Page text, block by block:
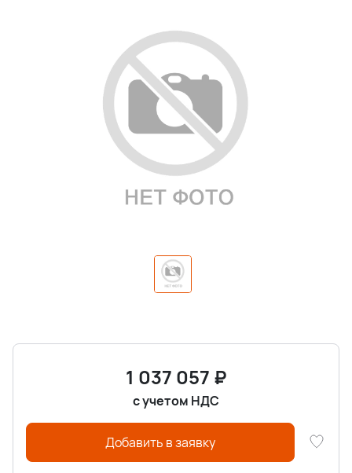
1 037 057 ₽
с учетом НДС
Добавить в заявку